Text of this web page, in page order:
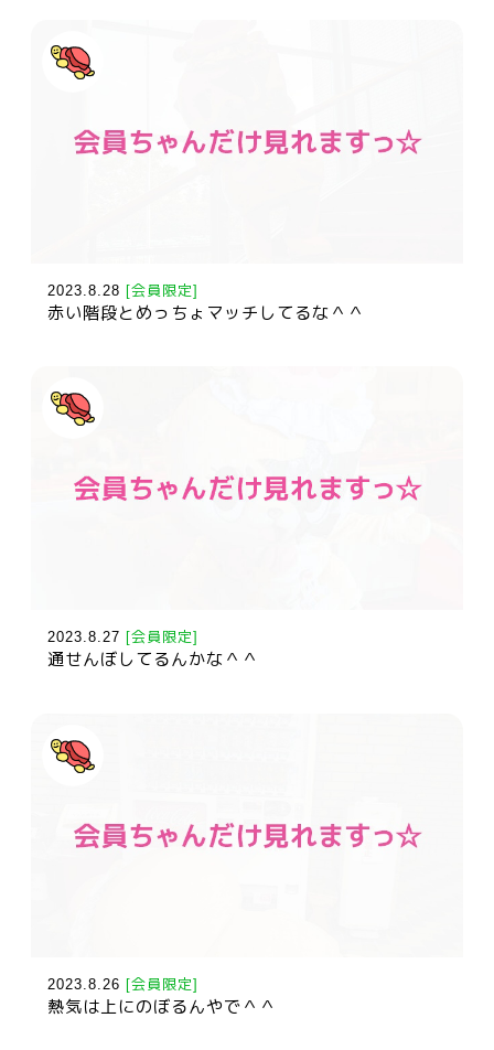
2023.8.28 [会員限定]
赤い階段とめっちょマッチしてるな＾＾
2023.8.27 [会員限定]
通せんぼしてるんかな＾＾
2023.8.26 [会員限定]
熱気は上にのぼるんやで＾＾